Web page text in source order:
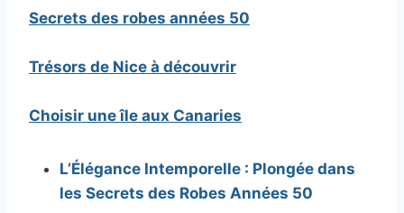
Secrets des robes années 50
Trésors de Nice à découvrir
Choisir une île aux Canaries
L’Élégance Intemporelle : Plongée dans
les Secrets des Robes Années 50